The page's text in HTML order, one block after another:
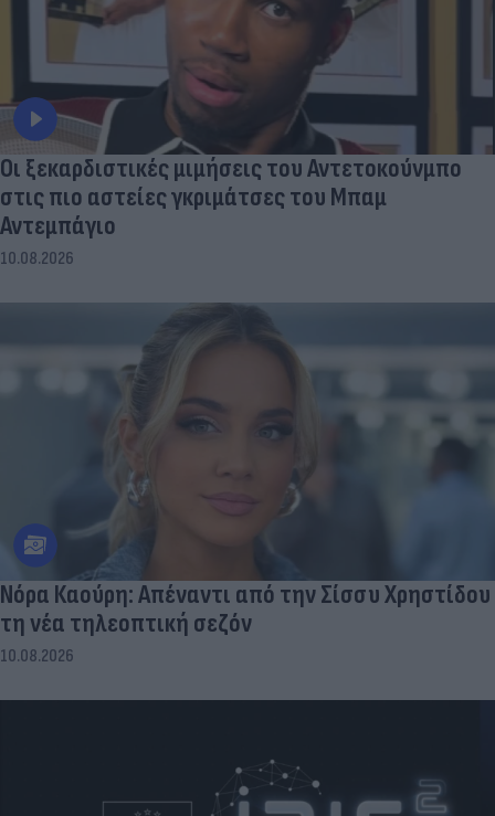
Οι ξεκαρδιστικές μιμήσεις του Αντετοκούνμπο
στις πιο αστείες γκριμάτσες του Μπαμ
Αντεμπάγιο
10.08.2026
Νόρα Καούρη: Απέναντι από την Σίσσυ Χρηστίδου
τη νέα τηλεοπτική σεζόν
10.08.2026